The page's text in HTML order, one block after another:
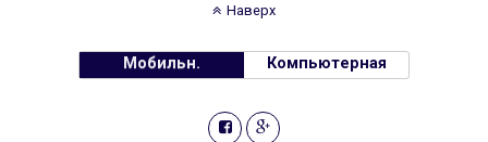
Наверх
Мобильн. Компьютерная